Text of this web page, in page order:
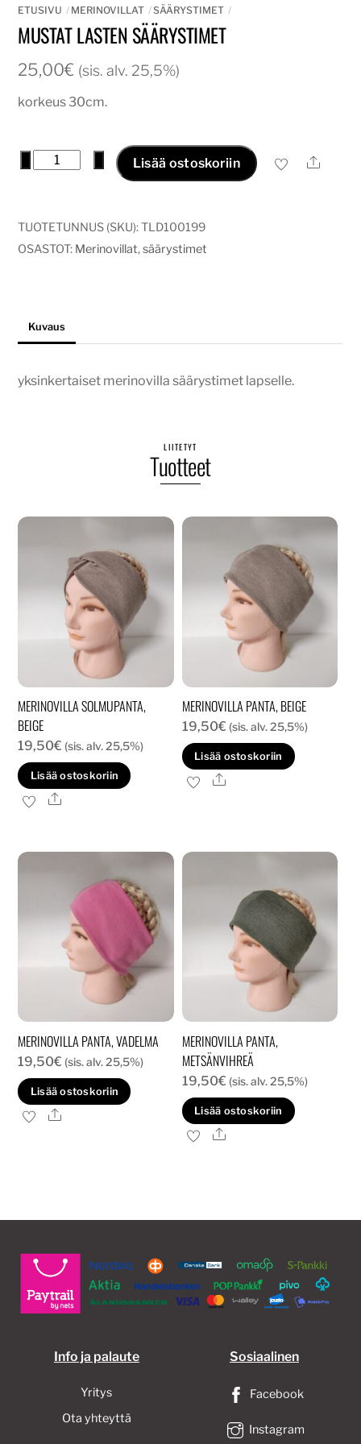
ETUSIVU MERINOVILLAT SÄÄRYSTIMET
MUSTAT LASTEN SÄÄRYSTIMET
25,00€ (sis. alv. 25,5%)
korkeus 30cm.
mustat
määrä
Lisää ostoskoriin Ale
TUOTETUNNUS (SKU):TLD100199
OSASTOT: Merinovillat,säärystimet
Kuvaus
yksinkertaiset merinovilla säärystimet lapselle.
LIITETYT
Tuotteet
MERINOVILLA SOLMUPANTA,
BEIGE
19,50€ (sis. alv. 25,5%)
Lisää ostoskoriin
Ale
MERINOVILLA PANTA, BEIGE
19,50€ (sis. alv. 25,5%)
Lisää ostoskoriin
Ale
MERINOVILLA PANTA, VADELMA
19,50€ (sis. alv. 25,5%)
Lisää ostoskoriin
Ale
MERINOVILLA PANTA,
METSÄNVIHREÄ
19,50€ (sis. alv. 25,5%)
Lisää ostoskoriin
Ale
Info ja palaute
Yritys
Ota yhteyttä
Sosiaalinen
Facebook
Instagram